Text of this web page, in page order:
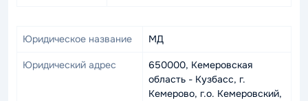
Юридическое название МД
Юридический адрес
650000, Кемеровская
область - Кузбасс, г.
Кемерово, г.о. Кемеровский,